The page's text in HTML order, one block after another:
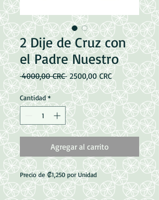
2 Dije de Cruz con
el Padre Nuestro
4000,00 CRC Precio
2500,00 CRCPrecio
de
oferta
Cantidad *
Agregar al carrito
Precio de ₡1,250 por Unidad